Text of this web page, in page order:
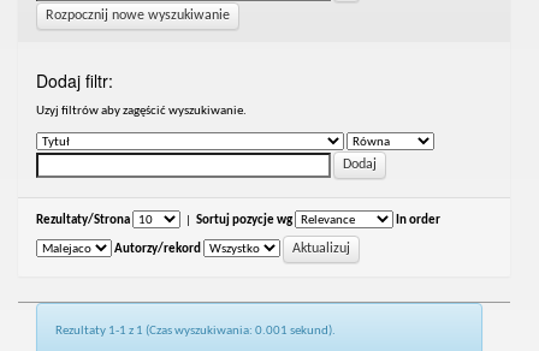
Rozpocznij nowe wyszukiwanie
Dodaj filtr:
Uzyj filtrów aby zagęścić wyszukiwanie.
Rezultaty/Strona Sortuj pozycje wg In order
Autorzy/rekord
Rezultaty 1-1 z 1 (Czas wyszukiwania: 0.001 sekund).